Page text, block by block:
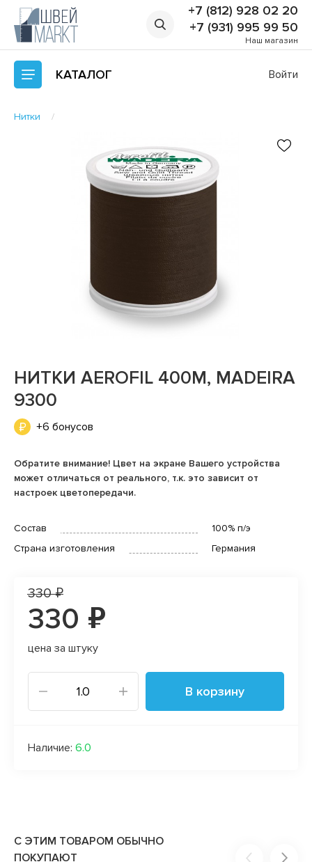
+7 (812) 928 02 20
+7 (931) 995 99 50
Наш магазин
КАТАЛОГ Войти
Нитки
НИТКИ AEROFIL 400М, MADEIRA
9300
+6 бонусов
Обратите внимание! Цвет на экране Вашего устройства
может отличаться от реального, т.к. это зависит от
настроек цветопередачи.
Состав
100% п/э
Страна изготовления
Германия
330 ₽
330 ₽
цена за штуку
В корзину
Наличие: 6.0
С ЭТИМ ТОВАРОМ ОБЫЧНО
ПОКУПАЮТ